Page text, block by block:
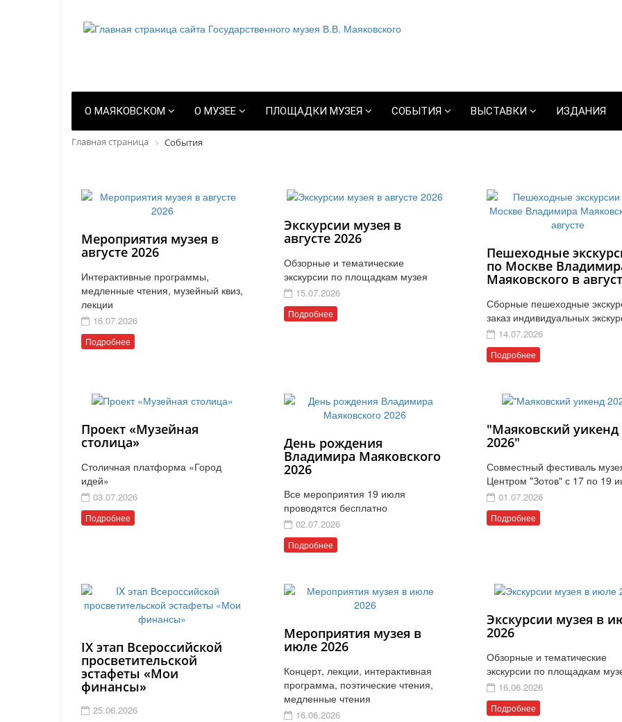
О МАЯКОВСКОМ О МУЗЕЕ ПЛОЩАДКИ МУЗЕЯ СОБЫТИЯ ВЫСТАВКИ ИЗДАНИЯ
Главная страница События
Мероприятия музея в
августе 2026
Интерактивные программы,
медленные чтения, музейный квиз,
лекции
16.07.2026
Подробнее
Экскурсии музея в
августе 2026
Обзорные и тематические
экскурсии по площадкам музея
15.07.2026
Подробнее
Пешеходные
по Москве
Маяковского в
Сборные пешеходные
заказ индивидуальных
14.07.2026
Подробнее
Проект «Музейная
столица»
Столичная платформа «Город
идей»
03.07.2026
Подробнее
День рождения
Владимира Маяковского
2026
Все мероприятия 19 июля
проводятся бесплатно
02.07.2026
Подробнее
"Маяковский уикенд
2026"
Совместный фестиваль
Центром "Зотов" с 17 по 19
01.07.2026
Подробнее
IX этап Всероссийской
просветительской
эстафеты «Мои
финансы»
25.06.2026
Мероприятия музея в
июле 2026
Концерт, лекции, интерактивная
программа, поэтические чтения,
медленные чтения
16.06.2026
Экскурсии музея в
2026
Обзорные и тематические
экскурсии по площадкам
16.06.2026
Подробнее